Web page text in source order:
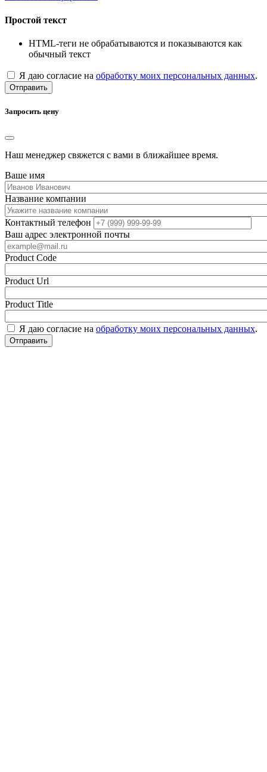
Простой текст
HTML-теги не обрабатываются и показываются как
обычный текст
Я даю согласие на обработку моих персональных данных.
Отправить
Запросить цену
Наш менеджер свяжется с вами в ближайшее время.
Ваше имя
Название компании
Контактный телефон
Ваш адрес электронной почты
Product Code
Product Url
Product Title
Я даю согласие на обработку моих персональных данных.
Отправить